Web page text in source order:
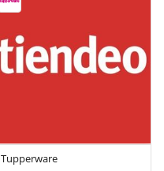
Tupperware